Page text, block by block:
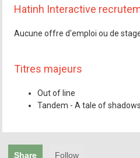
Hatinh Interactive
Aucune offre d'emploi ou de
Titres majeurs
Out of line
Tandem - A tale of shadows
Share Follow